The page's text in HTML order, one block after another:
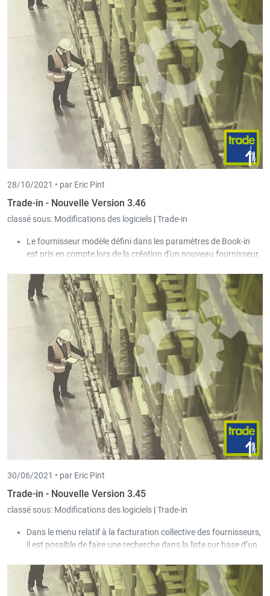
28/10/2021 • par Eric Pint
Trade-in - Nouvelle Version 3.46
classé sous: Modifications des logiciels |Trade-in
Le fournisseur modèle défini dans les paramètres de Book-in
est pris en compte lors de la création d'un nouveau fournisseur.
Comparer les documents - Calcul du prix
30/06/2021 • par Eric Pint
Trade-in - Nouvelle Version 3.45
classé sous: Modifications des logiciels |Trade-in
Dans le menu relatif à la facturation collective des fournisseurs,
il est possible de faire une recherche dans la liste sur base d’un
Pour les clients et les fournisseurs, le nombre de positions de
sélection a été porté à 25 et le nombre de zones libres à 15.